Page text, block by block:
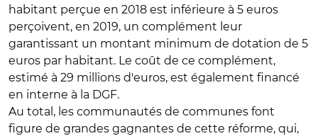
habitant perçue en 2018 est inférieure à 5 euros
perçoivent, en 2019, un complément leur
garantissant un montant minimum de dotation de 5
euros par habitant. Le coût de ce complément,
estimé à 29 millions d'euros, est également financé
en interne à la DGF.
Au total, les communautés de communes font
figure de grandes gagnantes de cette réforme, qui,